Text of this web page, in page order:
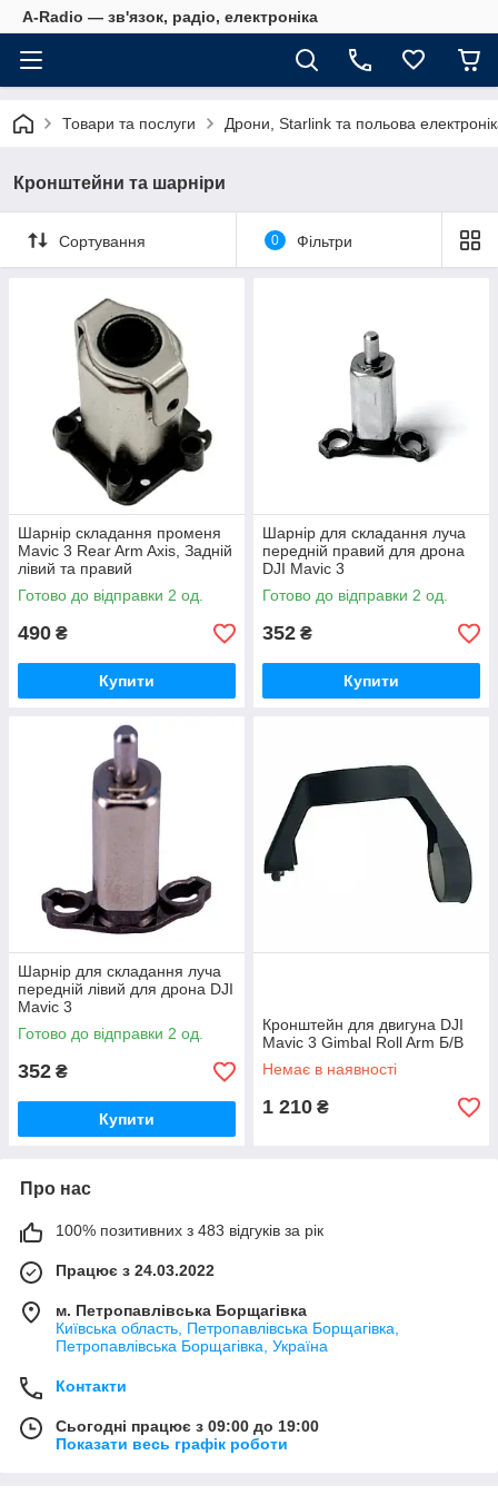
A-Radio — зв'язок, радіо, електроніка
Товари та послуги Дрони, Starlink та польова
Кронштейни та шарніри
Сортування 0 Фільтри
Шарнір складання променя
Mavic 3 Rear Arm Axis, Задній
лівий та правий
Готово до відправки 2 од.
490 ₴
Купити
Шарнір для складання луча
передній правий для дрона
DJI Mavic 3
Готово до відправки 2 од.
352 ₴
Купити
Шарнір для складання луча
передній лівий для дрона DJI
Mavic 3
Готово до відправки 2 од.
352 ₴
Купити
Кронштейн для двигуна DJI
Mavic 3 Gimbal Roll Arm Б/В
Немає в наявності
1 210 ₴
Про нас
100% позитивних з 483 відгуків за рік
Працює з 24.03.2022
м. Петропавлівська Борщагівка
Київська область, Петропавлівська Борщагівка,
Петропавлівська Борщагівка, Україна
Контакти
Сьогодні працює з 09:00 до 19:00
Показати весь графік роботи